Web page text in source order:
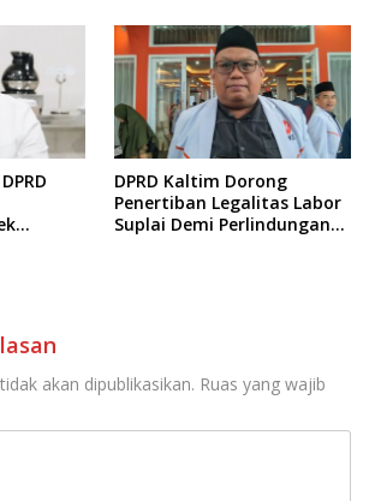
DPRD Kaltim Dorong
Penertiban Legalitas Labor
Suplai Demi Perlindungan
akan dipublikasikan. Ruas yang wajib